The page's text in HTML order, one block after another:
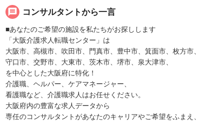
message コンサルタントから一言
■あなたのご希望の施設を私たちがお探しします
「大阪介護求人転職センター」は
大阪市、高槻市、吹田市、門真市、豊中市、箕面市、枚方市、
守口市、交野市、大東市、茨木市、堺市、泉大津市、
を中心とした大阪府に特化！
介護職、ヘルパー、ケアマネージャー、
看護職など、介護職求人はお任せください。
大阪府内の豊富な求人データから
専任のコンサルタントがあなたのキャリアやご希望をふまえ、